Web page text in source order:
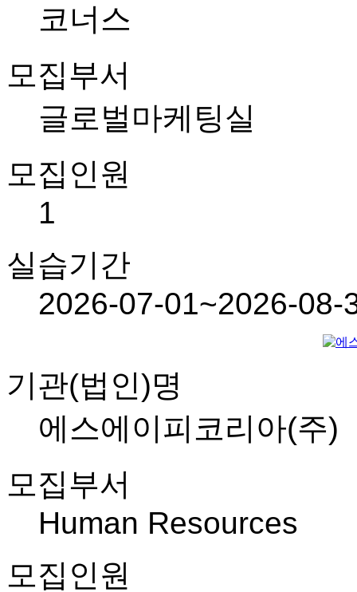
코너스
모집부서
글로벌마케팅실
모집인원
1
실습기간
2026-07-01~2026-08-
기관(법인)명
에스에이피코리아(주)
모집부서
Human Resources
모집인원